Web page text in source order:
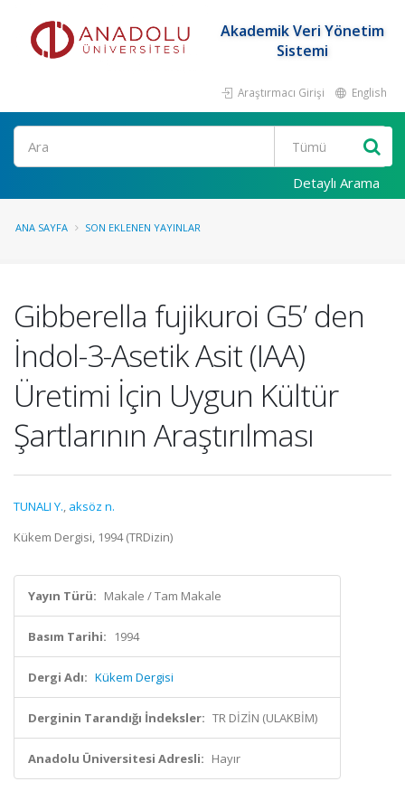
Akademik Veri Yönetim
Sistemi
Araştırmacı Girişi English
Ara
Detaylı Arama
ANA SAYFA SON EKLENEN YAYINLAR
Gibberella fujikuroi G5’ den
İndol-3-Asetik Asit (IAA)
Üretimi İçin Uygun Kültür
Şartlarının Araştırılması
TUNALI Y., aksöz n.
Kükem Dergisi, 1994 (TRDizin)
Yayın Türü: Makale / Tam Makale
Basım Tarihi: 1994
Dergi Adı: Kükem Dergisi
Derginin Tarandığı İndeksler: TR DİZİN (ULAKBİM)
Anadolu Üniversitesi Adresli: Hayır